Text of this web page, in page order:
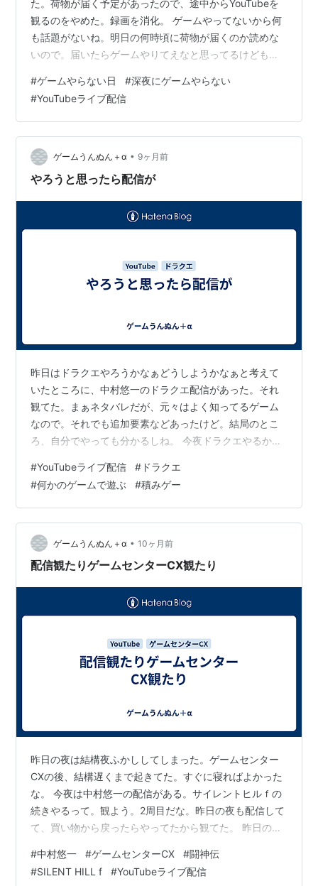
た。荷物が届く予定があったので、途中からYouTubeを
観るのをやめた。録画を消化。 ゲームやってないから何
も話題がないね。明日の何時頃に荷物が届くのか読めな
いので。届いたらゲームやりてえなと思ってるけども。
る。それを観ながら荷物待ち。荷物が届いたらゲームを
楽しもうかな。 まぁやりたいゲームはあるんだよな。そ
んなもんいくらでもあるんだよ。今夜も夜ふかしせず。
早めに寝よう。
#ゲームやらない日 #深夜にゲームやらない
#YouTubeライブ配信
ゲームうんぬん＋α • 9ヶ月前
やろうと思ったら配信が
昨日はドラクエやろうかなぁどうしようかなぁと考えて
いたところに、中村悠一のドラクエ配信があった。それ
観てた。まぁネタバレだが、元々はよく知ってるゲーム
なので。それでも追加要素などあったけど。結局のとこ
ろ、自分でやっても分かるしね。 今夜ドラクエやるか。
のお休みがあるので、これがチャンスと思ってるが。ど
うするかね？ ゲーム自体はやろう。何の作品やるか分か
らないけど。でもまぁ、世間的にホットなのはドラクエ
かな。個人的にホットなのはグノーシアとかなんだが
ね。 なんかやろ。ヴァンサバも追加のDLC出たんだよ
な。全然やってねえ。ものの数時間だよ。 昨夜…
#YouTubeライブ配信 # ドラクエ
#何かのゲームで遊ぶ #積みゲー
ゲームうんぬん＋α • 10ヶ月前
配信観たりゲームセンターCX観たり
昨日の夜は結構夜ふかししてしまった。ゲームセンター
CXの後、結構遅くまで起きてた。すぐに寝ればよかった
な。 今夜は中村悠一の配信がある。サイレントヒルｆの
続きやるって。観よう。2周目だな。昨日の夜も配信して
て、買い物から戻ったらやってたから観てた。 昨日の夜
ームやって、キリのいいところで終わらせて、途中から
ゲームセンターCX。途中からだったから、本当は今日録
#中村悠一 #ゲームセンターCX #闘神伝
#SILENT HILL f #YouTubeライブ配信